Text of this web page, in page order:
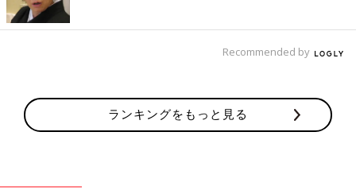
Recommended by
ランキングをもっと見る